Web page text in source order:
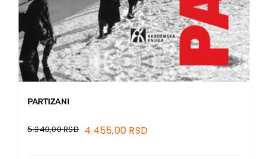
PARTIZANI
5.940,00RSD 4.455,00 RSD